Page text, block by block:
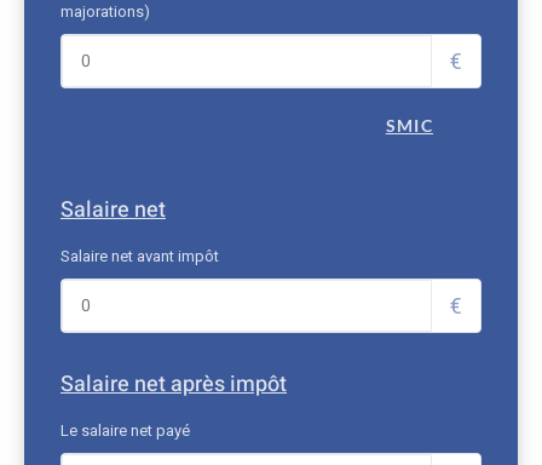
majorations)
€
SMIC
Salaire net
Salaire net avant impôt
€
Salaire net après impôt
Le salaire net payé